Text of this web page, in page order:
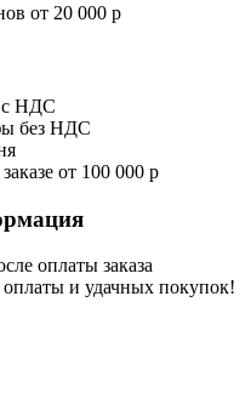
от 20 000 р
с НДС
без НДС
от 100 000 р
оплаты заказа
и удачных покупок!